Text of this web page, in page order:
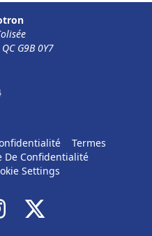
G9B 0Y7
Termes
De Confidentialité
Settings